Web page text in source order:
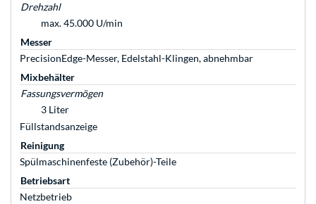
Drehzahl
max. 45.000 U/min
Messer
PrecisionEdge-Messer, Edelstahl-Klingen, abnehmbar
Mixbehälter
Fassungsvermögen
3 Liter
Füllstandsanzeige
Reinigung
Spülmaschinenfeste (Zubehör)-Teile
Betriebsart
Netzbetrieb